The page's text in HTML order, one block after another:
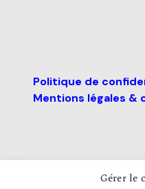
Gérer le
Politique de
Mentions légales &